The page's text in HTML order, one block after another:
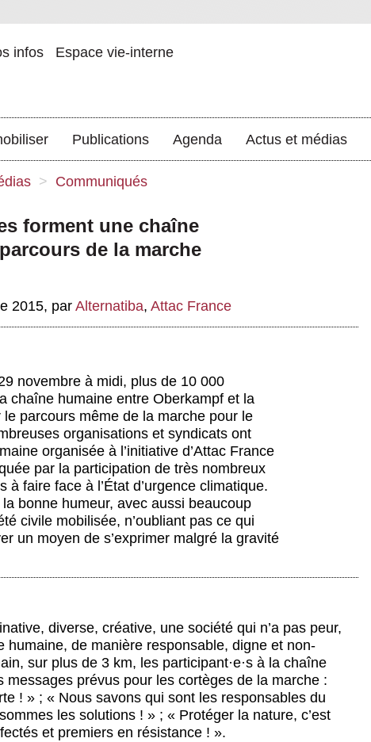
infos Espace vie-interne
Publications Agenda Actus et médias
> Communiqués
forment une chaîne
de la marche
2015, par Alternatiba, Attac France
novembre à midi, plus de 10 000
chaîne humaine entre Oberkampf et la
parcours même de la marche pour le
organisations et syndicats ont
organisée à l’initiative d’Attac France
par la participation de très nombreux
s à faire face à l’État d’urgence climatique.
la bonne humeur, avec aussi beaucoup
civile mobilisée, n’oubliant pas ce qui
un moyen de s’exprimer malgré la gravité
diverse, créative, une société qui n’a pas peur,
humaine, de manière responsable, digne et non-
sur plus de 3 km, les participant·e·s à la chaîne
messages prévus pour les cortèges de la marche :
! » ; « Nous savons qui sont les responsables du
les solutions ! » ; « Protéger la nature, c’est
et premiers en résistance ! ».